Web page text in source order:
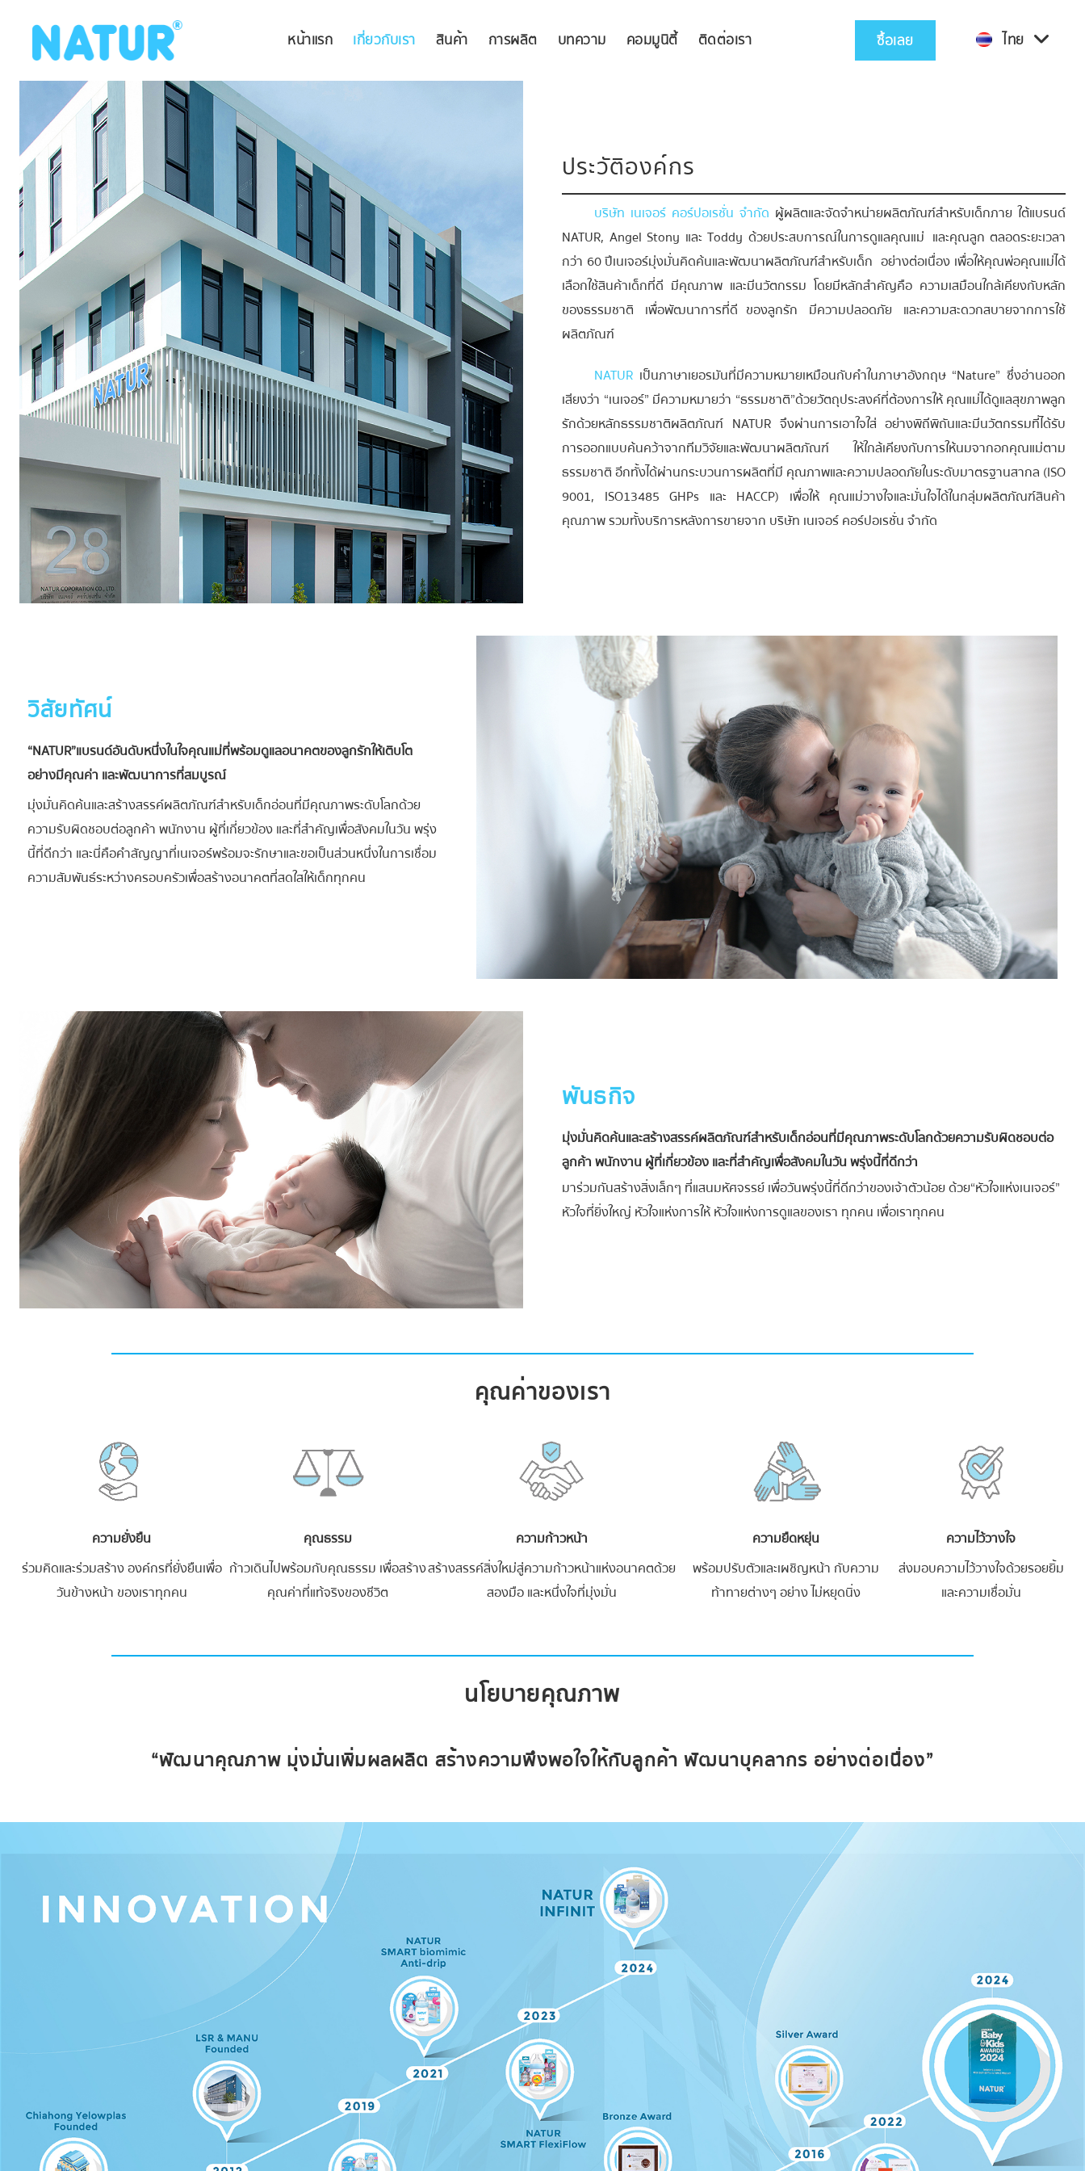
ไทย
หน้าแรก เกี่ยวกับเรา สินค้า การผลิต บทความ คอมมูนิตี้ ติดต่อเรา ซื้อเลย ไทย
ประวัติองค์กร
บริษัท เนเจอร์ คอร์ปอเรชั่น จำกัด ผู้ผลิตและจัดจำหน่ายผลิตภัณฑ์สำหรับเด็กภาย ใต้แบรนด์
NATUR, Angel Stony และ Toddy ด้วยประสบการณ์ในการดูแลคุณแม่ และคุณลูก ตลอดระยะเวลา
กว่า 60 ปีเนเจอร์มุ่งมั่นคิดค้นและพัฒนาผลิตภัณฑ์สำหรับเด็ก อย่างต่อเนื่อง เพื่อให้คุณพ่อคุณแม่ได้
เลือกใช้สินค้าเด็กที่ดี มีคุณภาพ และมีนวัตกรรม โดยมีหลักสำคัญคือ ความเสมือนใกล้เคียงกับหลัก
ของธรรมชาติ เพื่อพัฒนาการที่ดี ของลูกรัก มีความปลอดภัย และความสะดวกสบายจากการใช้
ผลิตภัณฑ์
NATUR เป็นภาษาเยอรมันที่มีความหมายเหมือนกับคำในภาษาอังกฤษ “Nature” ซึ่งอ่านออก
เสียงว่า “เนเจอร์” มีความหมายว่า “ธรรมชาติ”ด้วยวัตถุประสงค์ที่ต้องการให้ คุณแม่ได้ดูแลสุขภาพลูก
รักด้วยหลักธรรมชาติผลิตภัณฑ์ NATUR จึงผ่านการเอาใจใส่ อย่างพิถีพิถันและมีนวัตกรรมที่ได้รับ
การออกแบบค้นคว้าจากทีมวิจัยและพัฒนาผลิตภัณฑ์ ให้ใกล้เคียงกับการให้นมจากอกคุณแม่ตาม
ธรรมชาติ อีกทั้งได้ผ่านกระบวนการผลิตที่มี คุณภาพและความปลอดภัยในระดับมาตรฐานสากล (ISO
9001, ISO13485 GHPs และ HACCP) เพื่อให้ คุณแม่วางใจและมั่นใจได้ในกลุ่มผลิตภัณฑ์สินค้า
คุณภาพ รวมทั้งบริการหลังการขายจาก บริษัท เนเจอร์ คอร์ปอเรชั่น จำกัด
วิสัยทัศน์
“NATUR”แบรนด์อันดับหนึ่งในใจคุณแม่ที่พร้อมดูแลอนาคตของลูกรักให้เติบโต
อย่างมีคุณค่า และพัฒนาการที่สมบูรณ์
มุ่งมั่นคิดค้นและสร้างสรรค์ผลิตภัณฑ์สำหรับเด็กอ่อนที่มีคุณภาพระดับโลกด้วย
ความรับผิดชอบต่อลูกค้า พนักงาน ผู้ที่เกี่ยวข้อง และที่สำคัญเพื่อสังคมในวัน พรุ่ง
นี้ที่ดีกว่า และนี่คือคำสัญญาที่เนเจอร์พร้อมจะรักษาและขอเป็นส่วนหนึ่งในการเชื่อม
ความสัมพันธ์ระหว่างครอบครัวเพื่อสร้างอนาคตที่สดใสให้เด็กทุกคน
พันธกิจ
มุ่งมั่นคิดค้นและสร้างสรรค์ผลิตภัณฑ์สำหรับเด็กอ่อนที่มีคุณภาพระดับโลกด้วยความรับผิดชอบต่อ
ลูกค้า พนักงาน ผู้ที่เกี่ยวข้อง และที่สำคัญเพื่อสังคมในวัน พรุ่งนี้ที่ดีกว่า
มาร่วมกันสร้างสิ่งเล็กๆ ที่แสนมหัศจรรย์ เพื่อวันพรุ่งนี้ที่ดีกว่าของเจ้าตัวน้อย ด้วย“หัวใจแห่งเนเจอร์”
หัวใจที่ยิ่งใหญ่ หัวใจแห่งการให้ หัวใจแห่งการดูแลของเรา ทุกคน เพื่อเราทุกคน
คุณค่าของเรา
ความยั่งยืน
ร่วมคิดและร่วมสร้าง องค์กรที่ยั่งยืนเพื่อ
วันข้างหน้า ของเราทุกคน
คุณธรรม
ก้าวเดินไปพร้อมกับคุณธรรม เพื่อสร้าง
คุณค่าที่แท้จริงของชีวิต
ความก้าวหน้า
สร้างสรรค์สิ่งใหม่สู่ความก้าวหน้าแห่งอนาคตด้วย
สองมือ และหนึ่งใจที่มุ่งมั่น
ความยืดหยุ่น
พร้อมปรับตัวและเผชิญหน้า กับความ
ท้าทายต่างๆ อย่าง ไม่หยุดนิ่ง
ความไว้วางใจ
ส่งมอบความไว้วางใจด้วยรอยยิ้ม
และความเชื่อมั่น
นโยบายคุณภาพ
“พัฒนาคุณภาพ มุ่งมั่นเพิ่มผลผลิต สร้างความพึงพอใจให้กับลูกค้า พัฒนาบุคลากร อย่างต่อเนื่อง”